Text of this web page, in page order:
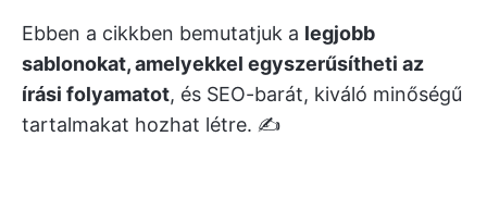
Ebben a cikkben bemutatjuk a legjobb
sablonokat, amelyekkel egyszerűsítheti az
írási folyamatot, és SEO-barát, kiváló minőségű
tartalmakat hozhat létre. ✍️